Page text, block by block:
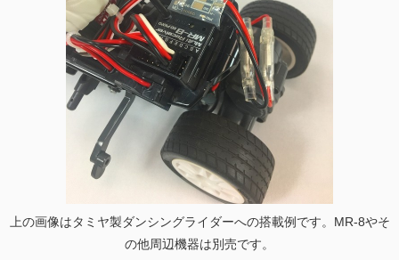
上の画像はタミヤ製ダンシングライダーへの搭載例です。MR-8やそ
の他周辺機器は別売です。